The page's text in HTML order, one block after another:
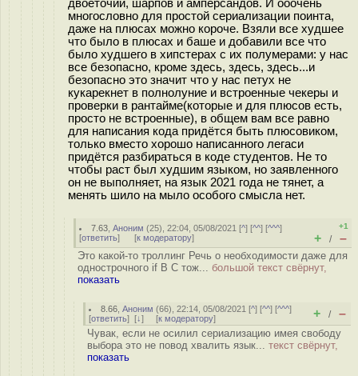
двоеточий, шарпов и амперсандов. И ооочень
многословно для простой сериализации поинта,
даже на плюсах можно короче. Взяли все худшее
что было в плюсах и баше и добавили все что
было худшего в хипстерах с их полумерами: у нас
все безопасно, кроме здесь, здесь, здесь...и
безопасно это значит что у нас петух не
кукарекнет в полнолуние и встроенные чекеры и
проверки в рантайме(которые и для плюсов есть,
просто не встроенные), в общем вам все равно
для написания кода придётся быть плюсовиком,
только вместо хорошо написанного легаси
придётся разбираться в коде студентов. Не то
чтобы раст был худшим языком, но заявленного
он не выполняет, на язык 2021 года не тянет, а
менять шило на мыло особого смысла нет.
7.63 ,Аноним (25), 22:04, 05/08/2021 [^] [^^] [^^^]
[ответить] [к модератору]
+1
+ / –
Это какой-то троллинг Речь о необходимости даже для
однострочного if В C тож... большой текст свёрнут,
показать
8.66 ,Аноним (66), 22:14, 05/08/2021 [^] [^^] [^^^]
[ответить] [↓] [к модератору] + / –
Чувак, если не осилил сериализацию имея свободу
выбора это не повод хвалить язык... текст свёрнут,
показать